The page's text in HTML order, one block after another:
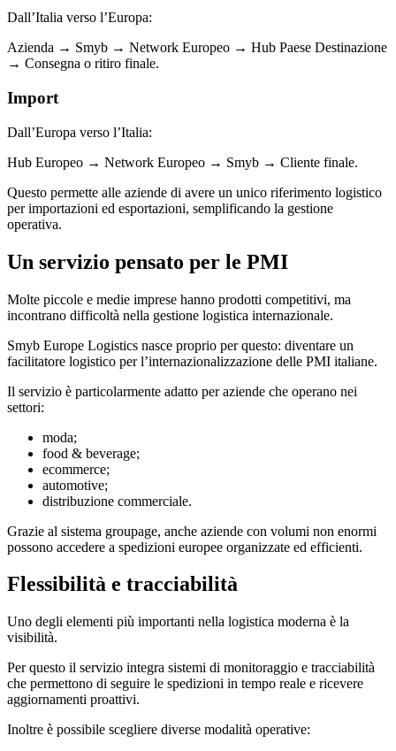
Dall’Italia verso l’Europa:
Azienda → Smyb → Network Europeo → Hub Paese Destinazione
→ Consegna o ritiro finale.
Import
Dall’Europa verso l’Italia:
Hub Europeo → Network Europeo → Smyb → Cliente finale.
Questo permette alle aziende di avere un unico riferimento logistico
per importazioni ed esportazioni, semplificando la gestione
operativa.
Un servizio pensato per le PMI
Molte piccole e medie imprese hanno prodotti competitivi, ma
incontrano difficoltà nella gestione logistica internazionale.
Smyb Europe Logistics nasce proprio per questo: diventare un
facilitatore logistico per l’internazionalizzazione delle PMI italiane.
Il servizio è particolarmente adatto per aziende che operano nei
settori:
moda;
food & beverage;
ecommerce;
automotive;
distribuzione commerciale.
Grazie al sistema groupage, anche aziende con volumi non enormi
possono accedere a spedizioni europee organizzate ed efficienti.
Flessibilità e tracciabilità
Uno degli elementi più importanti nella logistica moderna è la
visibilità.
Per questo il servizio integra sistemi di monitoraggio e tracciabilità
che permettono di seguire le spedizioni in tempo reale e ricevere
aggiornamenti proattivi.
Inoltre è possibile scegliere diverse modalità operative: